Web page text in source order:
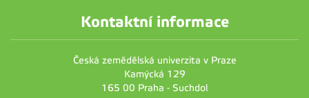
Kontaktní informace
Česká zemědělská univerzita v Praze
Kamýcká 129
165 00 Praha - Suchdol